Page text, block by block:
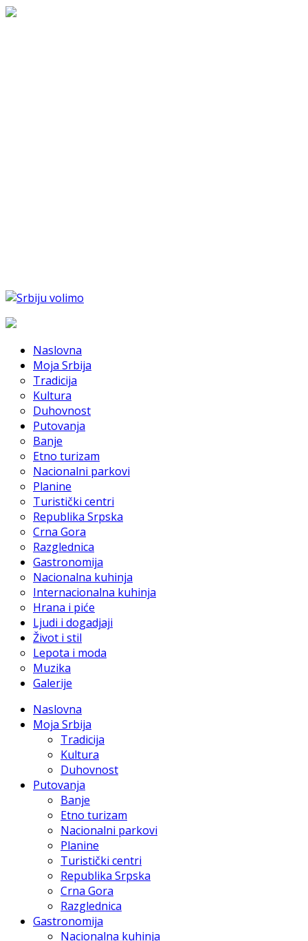
Naslovna
Moja Srbija
Tradicija
Kultura
Duhovnost
Putovanja
Banje
Etno turizam
Nacionalni parkovi
Planine
Turistički centri
Republika Srpska
Crna Gora
Razglednica
Gastronomija
Nacionalna kuhinja
Internacionalna kuhinja
Hrana i piće
Ljudi i dogadjaji
Život i stil
Lepota i moda
Muzika
Galerije
Naslovna
Moja Srbija
Tradicija
Kultura
Duhovnost
Putovanja
Banje
Etno turizam
Nacionalni parkovi
Planine
Turistički centri
Republika Srpska
Crna Gora
Razglednica
Gastronomija
Nacionalna kuhinja